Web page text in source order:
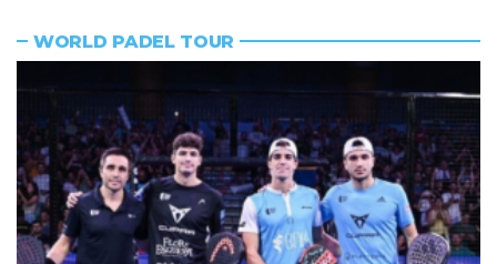
WORLD PADEL TOUR